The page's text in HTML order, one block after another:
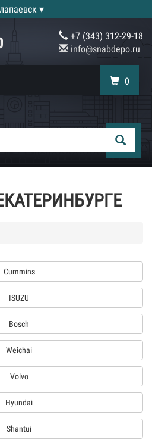
▾
+7 (343) 312-29-18
info@snabdepo.ru
0
Cummins
ISUZU
Bosch
Weichai
Volvo
Hyundai
Shantui